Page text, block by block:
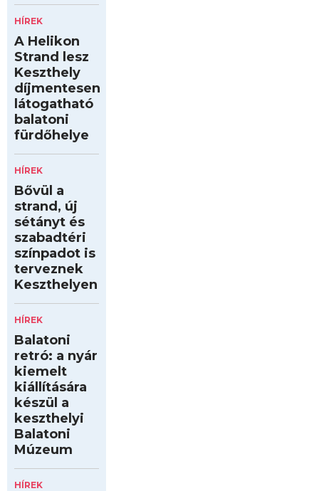
HÍREK
A Helikon
Strand lesz
Keszthely
díjmentesen
látogatható
balatoni
fürdőhelye
HÍREK
Bővül a
strand, új
sétányt és
szabadtéri
színpadot is
terveznek
Keszthelyen
HÍREK
Balatoni
retró: a nyár
kiemelt
kiállítására
készül a
keszthelyi
Balatoni
Múzeum
HÍREK